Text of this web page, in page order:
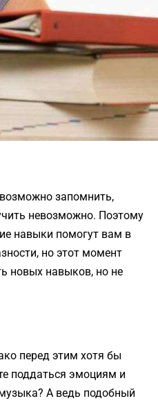
запомнить,
невозможно. Поэтому
навыки помогут вам в
но этот момент
новых навыков, но не
перед этим хотя бы
поддаться эмоциям и
А ведь подобный